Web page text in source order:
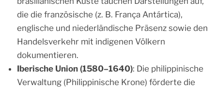
die die französische (z. B. França Antártica),
englische und niederländische Präsenz sowie den
Handelsverkehr mit indigenen Völkern
dokumentieren.
Iberische Union (1580–1640): Die philippinische
Verwaltung (Philippinische Krone) förderte die